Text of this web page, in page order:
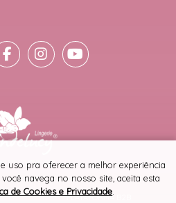
PLATAFORMA B2B
DIREITOS RESERVADOS
uso pra oferecer a melhor experiência
navega no nosso site, aceita esta
de Cookies e Privacidade